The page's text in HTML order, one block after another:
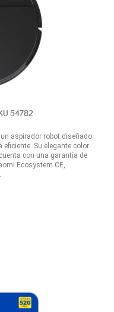
54782
aspirador robot diseñado
Su elegante color
con una garantía de
Ecosystem CE,